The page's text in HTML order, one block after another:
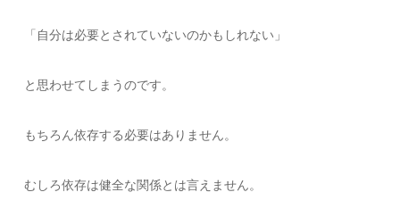
「自分は必要とされていないのかもしれない」
と思わせてしまうのです。
もちろん依存する必要はありません。
むしろ依存は健全な関係とは言えません。